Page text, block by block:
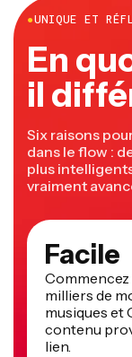
●UNIQUE ET
En
il
Six raisons
dans le flow :
plus
vraiment
Facile
Commencez
milliers de
musiques et
contenu
lien.